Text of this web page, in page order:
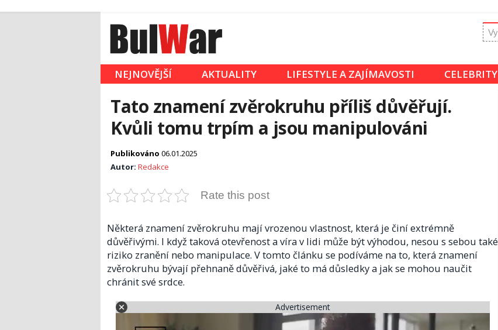
NEJNOVĚJŠÍ AKTUALITY LIFESTYLE A ZAJÍMAVOSTI CELEBRITY
Tato znamení zvěrokruhu příliš důvěřují.
Kvůli tomu trpím a jsou manipulováni
Publikováno 06.01.2025
Autor: Redakce
Rate this post
Některá znamení zvěrokruhu mají vrozenou vlastnost, která je činí extrémně
důvěřivými. I když taková otevřenost a víra v lidi může být výhodou, nesou s sebou také
riziko zranění nebo manipulace. V tomto článku se podíváme na to, která znamení
zvěrokruhu bývají přehnaně důvěřivá, jaké to má důsledky a jak se mohou naučit
chránit své srdce.
Advertisement